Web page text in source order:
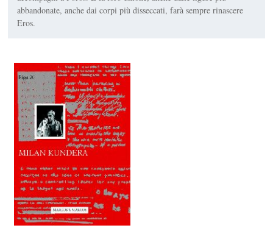
abbandonate, anche dai corpi più disseccati, farà sempre rinascere
Eros.